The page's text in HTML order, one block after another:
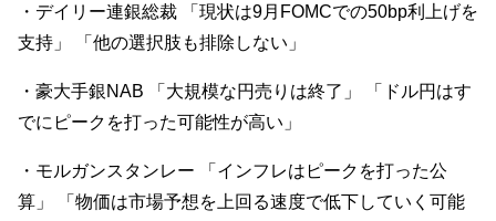
・デイリー連銀総裁 「現状は9月FOMCでの50bp利上げを
支持」 「他の選択肢も排除しない」
・豪大手銀NAB 「大規模な円売りは終了」 「ドル円はす
でにピークを打った可能性が高い」
・モルガンスタンレー 「インフレはピークを打った公
算」 「物価は市場予想を上回る速度で低下していく可能